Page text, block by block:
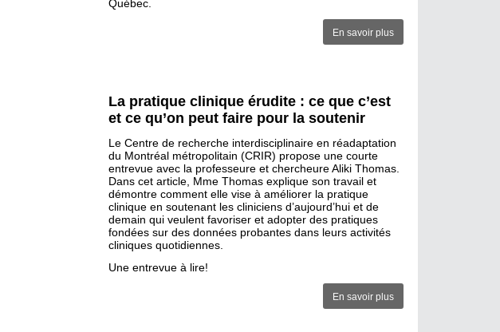
Québec.
En savoir plus
La pratique clinique érudite : ce que c’est
et ce qu’on peut faire pour la soutenir
Le Centre de recherche interdisciplinaire en réadaptation
du Montréal métropolitain (CRIR) propose une courte
entrevue avec la professeure et chercheure Aliki Thomas.
Dans cet article, Mme Thomas explique son travail et
démontre comment elle vise à améliorer la pratique
clinique en soutenant les cliniciens d’aujourd’hui et de
demain qui veulent favoriser et adopter des pratiques
fondées sur des données probantes dans leurs activités
cliniques quotidiennes.
Une entrevue à lire!
En savoir plus